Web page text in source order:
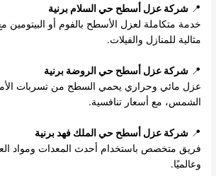
📍شركة عزل أسطح حي السلام برنية
خدمة متكاملة لعزل الأسطح بالفوم أو البيتومين
مثالية للمنازل والفيلات.
📍شركة عزل أسطح حي الروضة برنية
عزل مائي وحراري يحمي السطح من تسربات
الشمس، مع أسعار تنافسية.
📍شركة عزل أسطح حي الملك فهد برنية
فريق متخصص باستخدام أحدث المعدات ومواد
وعالميًا.